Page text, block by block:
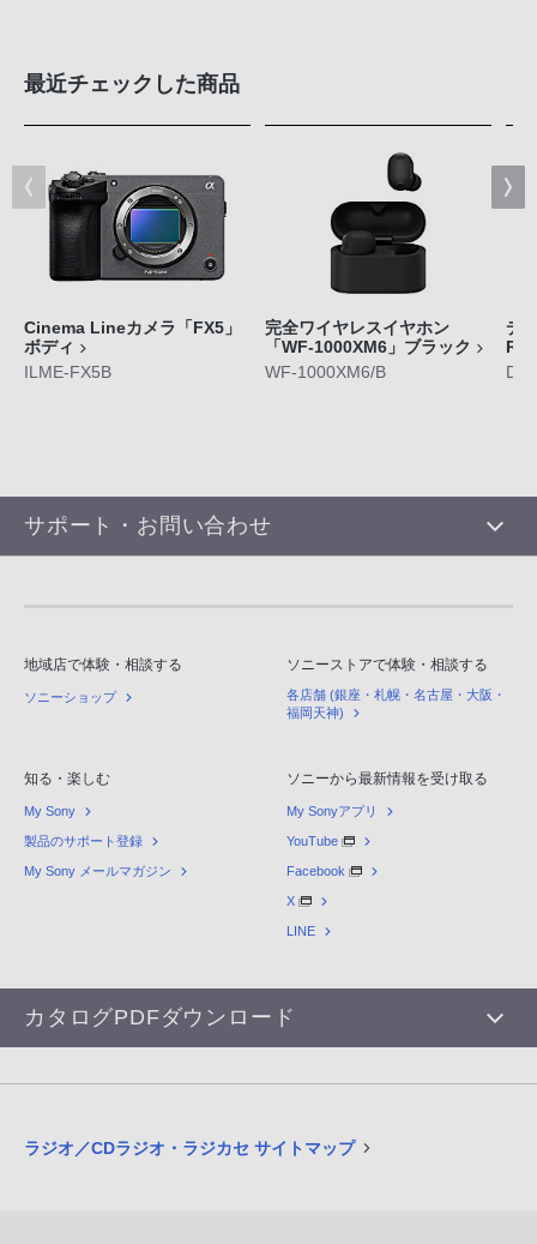
最近チェックした商品
Cinema Lineカメラ「FX5」
ボディ
ILME-FX5B
完全ワイヤレスイヤホン
「WF-1000XM6」ブラック
WF-1000XM6/B
デ
サポート・お問い合わせ
地域店で体験・相談する
ソニーショップ
ソニーストアで体験・相談する
各店舗 (銀座・札幌・名古屋・大阪・
福岡天神)
知る・楽しむ
My Sony
製品のサポート登録
My Sony メールマガジン
ソニーから最新情報を受け取る
My Sonyアプリ
YouTube
Facebook
X
LINE
カタログPDFダウンロード
ラジオ／CDラジオ・ラジカセ サイトマップ